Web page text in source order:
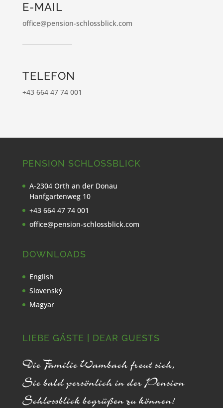
E-MAIL
office@pension-schlossblick.com
TELEFON
+43 664 47 74 001
PENSION SCHLOSSBLICK
A-2304 Orth an der Donau
Hanfgartenweg 10
+43 664 47 74 001
office@pension-schlossblick.com
DOWNLOADS
English
Slovenský
Magyar
LIEBE GÄSTE | DEAR GUESTS
Die Familie Wambach freut sich,
Sie bald persönlich in der Pension
Schlossblick begrüßen zu können!